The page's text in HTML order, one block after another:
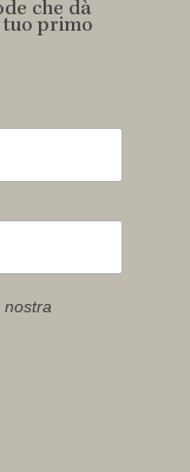
che dà
tuo primo
nostra